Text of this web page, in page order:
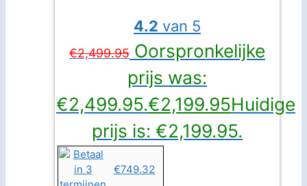
4.2 van 5
€2,499.95 Oorspronkelijke
prijs was:
€2,499.95.€2,199.95Huidige
prijs is: €2,199.95.
€749.32